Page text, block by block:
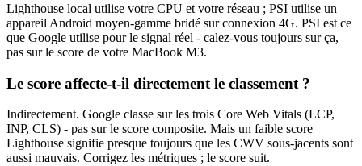
Lighthouse local utilise votre CPU et votre réseau ; PSI utilise un
appareil Android moyen-gamme bridé sur connexion 4G. PSI est ce
que Google utilise pour le signal réel - calez-vous toujours sur ça,
pas sur le score de votre MacBook M3.
Le score affecte-t-il directement le classement ?
Indirectement. Google classe sur les trois Core Web Vitals (LCP,
INP, CLS) - pas sur le score composite. Mais un faible score
Lighthouse signifie presque toujours que les CWV sous-jacents sont
aussi mauvais. Corrigez les métriques ; le score suit.